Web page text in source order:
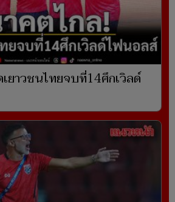
ยาวชนไทยจบที่14ศึกเวิลด์